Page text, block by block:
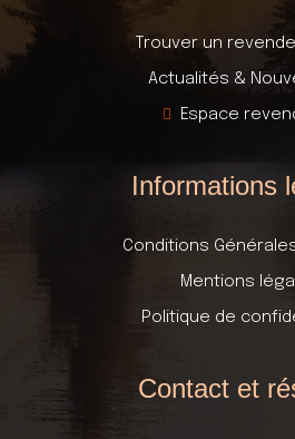
Trouver un
Actualités &
Espace
Informations
Conditions
Mentions
Politique de
Contact et